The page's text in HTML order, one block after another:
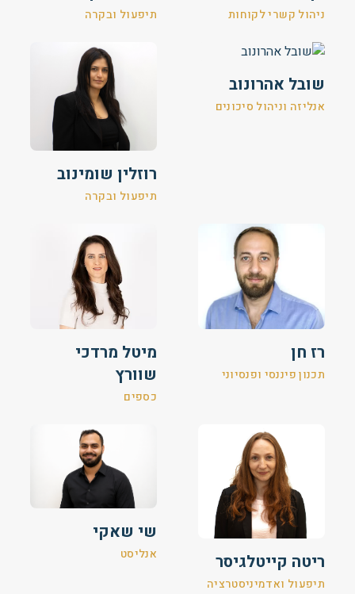
ניהול קשרי לקוחות תיפעול ובקרה
שובל אהרונוב
אנליזה וניהול סיכונים
רוזלין שומינוב
תיפעול ובקרה
רז חן
תכנון פיננסי ופנסיוני
מיטל מרדכי
שוורץ
כספים
ריטה קייטלגיסר
תיפעול ואדמיניסטרציה
שי שאקי
אנליסט